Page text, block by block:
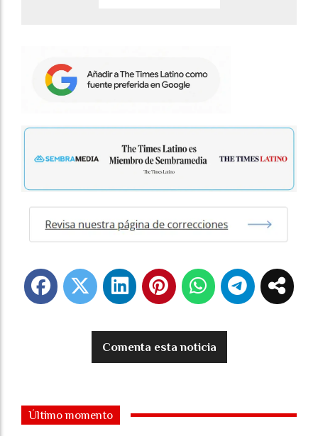
Comenta esta noticia
Último momento